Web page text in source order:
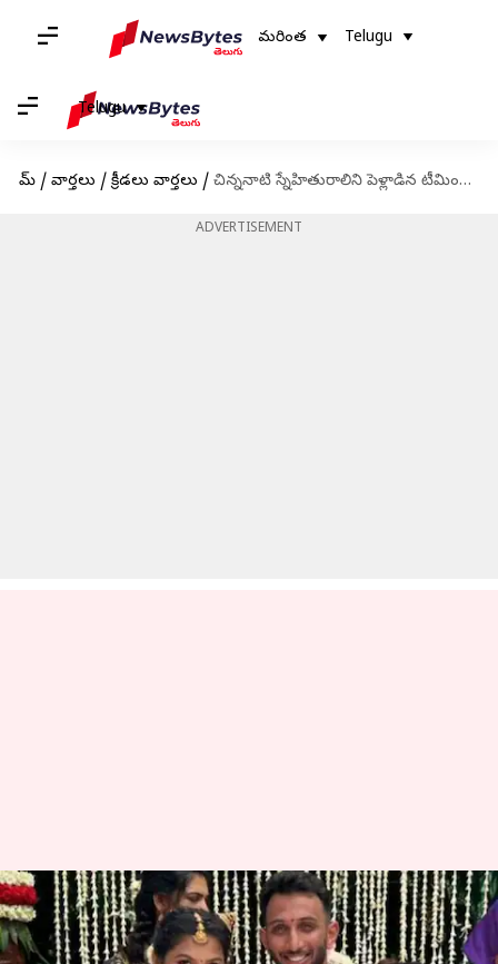
మరింత Telugu
Telugu
హోమ్ / వార్తలు / క్రీడలు వార్తలు / చిన్ననాటి స్నేహితురాలిని పెళ్లాడిన టీమిండియా క్రికెటర్
ADVERTISEMENT
చిన్ననాటి స్నేహితురాలిని పెళ్లాడిన
టీమిండియా క్రికెటర్